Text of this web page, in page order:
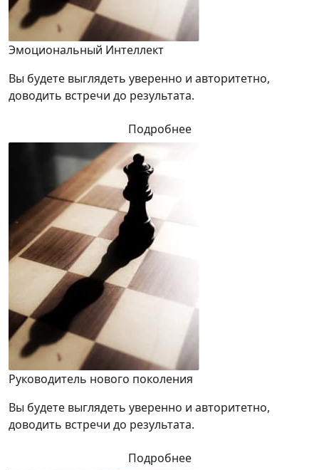
Эмоциональный Интеллект
Вы будете выглядеть уверенно и авторитетно,
доводить встречи до результата.
Подробнее
Руководитель нового поколения
Вы будете выглядеть уверенно и авторитетно,
доводить встречи до результата.
Подробнее